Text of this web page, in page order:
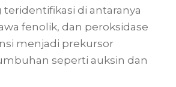
teridentifikasi di antaranya
fenolik, dan peroksidase
menjadi prekursor
seperti auksin dan